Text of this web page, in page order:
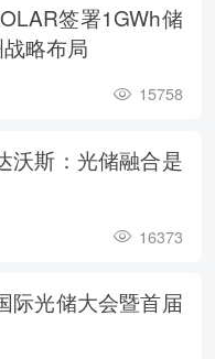
签署1GWh储
略布局
15758
沃斯：光储融合是
16373
际光储大会暨首届